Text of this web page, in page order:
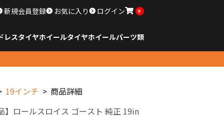
新規会員登録 お気に入り ログイン 0
レスタイヤホイールタイヤホイールパーツ類
19インチ 商品詳細
ールスロイス ゴースト 純正 19in